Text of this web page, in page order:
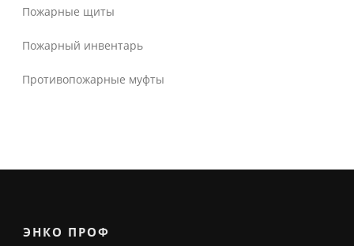
Пожарные щиты
Пожарный инвентарь
Противопожарные муфты
ЭНКО ПРОФ